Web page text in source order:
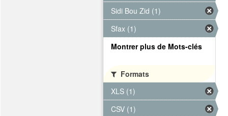
Sidi Bou Zid (1)
Sfax (1)
Montrer plus de Mots-clés
Formats
XLS (1)
CSV (1)